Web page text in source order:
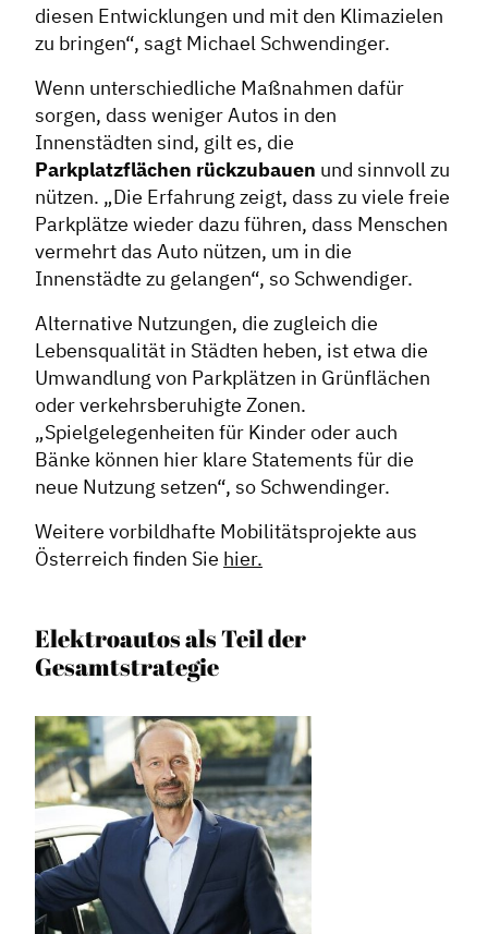
Contentmanagement
Serviceleistungen
Kooperationen
Service
Blog
Podcast
Informiert bleiben
Presse
Mosaik
Expertenwissen
diesen Entwicklungen und mit den Klimazielen
zu bringen“, sagt Michael Schwendinger.
Wenn unterschiedliche Maßnahmen dafür
sorgen, dass weniger Autos in den
Innenstädten sind, gilt es, die
Parkplatzflächen rückzubauen und sinnvoll zu
nützen. „Die Erfahrung zeigt, dass zu viele freie
Parkplätze wieder dazu führen, dass Menschen
vermehrt das Auto nützen, um in die
Innenstädte zu gelangen“, so Schwendiger.
Alternative Nutzungen, die zugleich die
Lebensqualität in Städten heben, ist etwa die
Umwandlung von Parkplätzen in Grünflächen
oder verkehrsberuhigte Zonen.
„Spielgelegenheiten für Kinder oder auch
Bänke können hier klare Statements für die
neue Nutzung setzen“, so Schwendinger.
Weitere vorbildhafte Mobilitätsprojekte aus
Österreich finden Sie hier.
Elektroautos als Teil der
Gesamtstrategie